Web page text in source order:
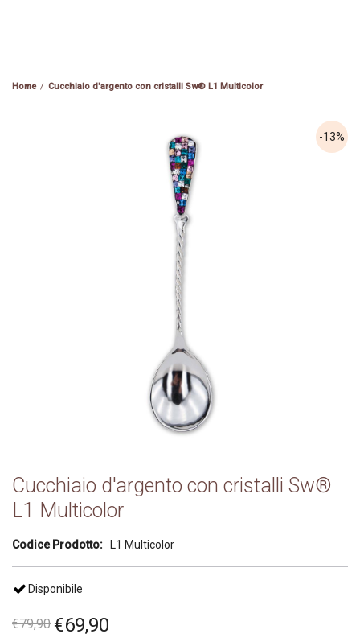
Cucchiaio d'argento con cristalli Sw® L1 Multicolor
-13%
Cucchiaio d'argento con cristalli Sw®
L1 Multicolor
Codice Prodotto: L1 Multicolor
Disponibile
€79,90 €69,90